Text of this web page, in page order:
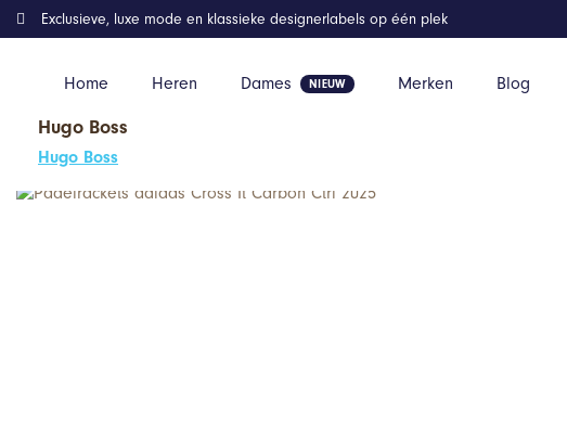
Home Heren Dames Merken Blog
Exclusieve, luxe mode en klassieke designerlabels op één plek
Hugo Boss
Hugo Boss
Home Kleding